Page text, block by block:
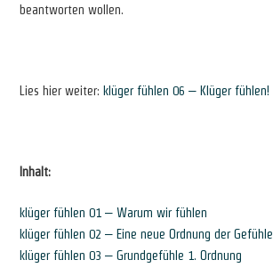
beantworten wollen.
Lies hier weiter: klüger fühlen 06 – Klüger fühlen!
Inhalt:
klüger fühlen 01 – Warum wir fühlen
klüger fühlen 02 – Eine neue Ordnung der Gefühle
klüger fühlen 03 – Grundgefühle 1. Ordnung